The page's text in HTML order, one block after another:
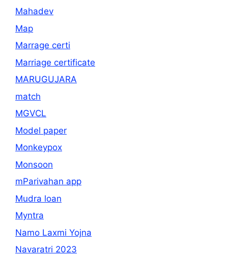
Mahadev
Map
Marrage certi
Marriage certificate
MARUGUJARA
match
MGVCL
Model paper
Monkeypox
Monsoon
mParivahan app
Mudra loan
Myntra
Namo Laxmi Yojna
Navaratri 2023